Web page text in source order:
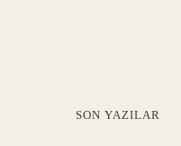
SON YAZILAR